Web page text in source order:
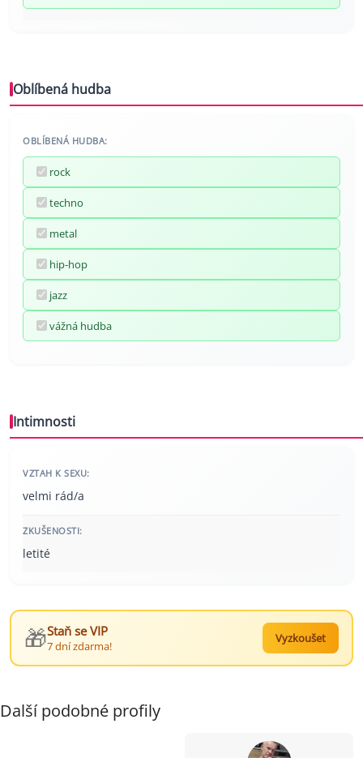
Oblíbená hudba
OBLÍBENÁ HUDBA:
rock
techno
metal
hip-hop
jazz
vážná hudba
Intimnosti
VZTAH K SEXU:
velmi rád/a
ZKUŠENOSTI:
letité
🎁Staň se VIP
7 dní zdarma!
Vyzkoušet
Další podobné profily